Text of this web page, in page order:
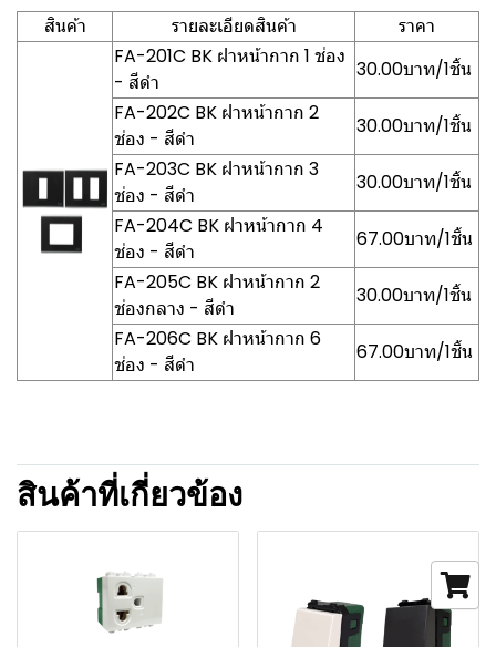
สินค้า
รายละเอียดสินค้า
ราคา
FA-201C BK ฝาหน้ากาก 1 ช่อง
- สีดำ
30.00บาท/1ชิ้น
FA-202C BK ฝาหน้ากาก 2
ช่อง - สีดำ
30.00บาท/1ชิ้น
FA-203C BK ฝาหน้ากาก 3
ช่อง - สีดำ
30.00บาท/1ชิ้น
FA-204C BK ฝาหน้ากาก 4
ช่อง - สีดำ
67.00บาท/1ชิ้น
FA-205C BK ฝาหน้ากาก 2
ช่องกลาง - สีดำ
30.00บาท/1ชิ้น
FA-206C BK ฝาหน้ากาก 6
ช่อง - สีดำ
67.00บาท/1ชิ้น
สินค้าที่เกี่ยวข้อง